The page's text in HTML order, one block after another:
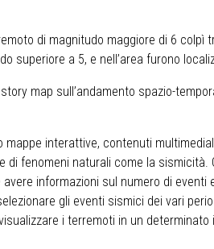
di magnitudo maggiore di 6 colpì
superiore a 5, e nell’area furono
map sull’andamento spazio-
interattive, contenuti
di fenomeni naturali come la
informazioni sul numero di
gli eventi sismici dei vari
i terremoti in un